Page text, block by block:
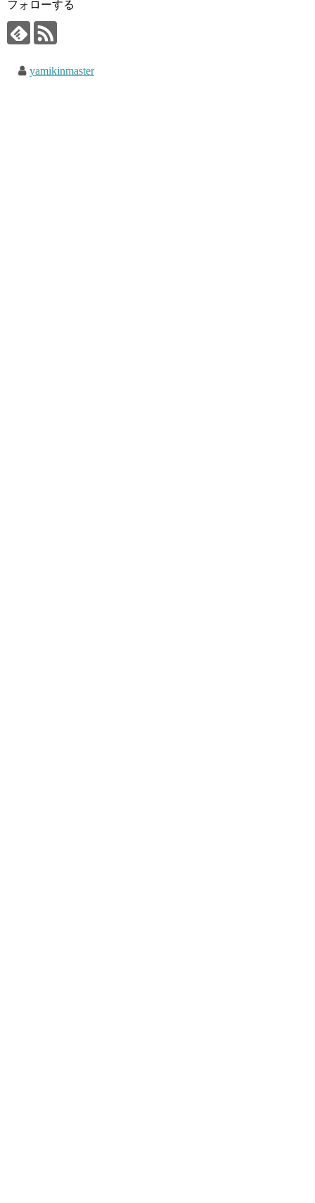
フォローする
yamikinmaster